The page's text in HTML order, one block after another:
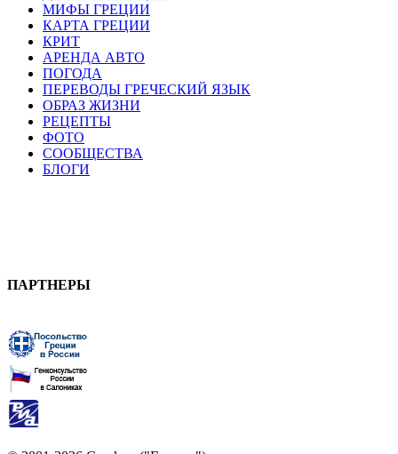
МИФЫ ГРЕЦИИ
КАРТА ГРЕЦИИ
КРИТ
АРЕНДА АВТО
ПОГОДА
ПЕРЕВОДЫ ГРЕЧЕСКИЙ ЯЗЫК
ОБРАЗ ЖИЗНИ
РЕЦЕПТЫ
ФОТО
СООБЩЕСТВА
БЛОГИ
ПАРТНЕРЫ